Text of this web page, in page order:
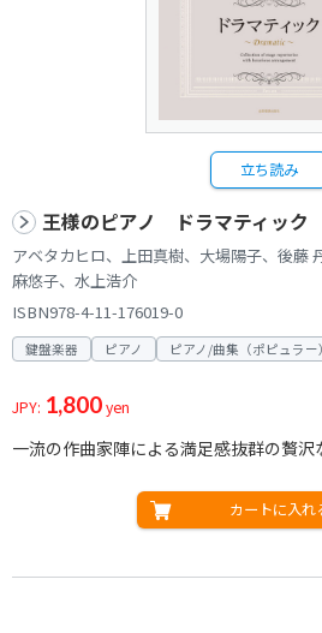
立ち読み
王様のピアノ ドラマティック
アベタカヒロ、上田真樹、大場陽子、後藤
麻悠子、水上浩介
ISBN978-4-11-176019-0
鍵盤楽器 ピアノ ピアノ/曲集（ポピュラー）
JPY: 1,800yen
一流の作曲家陣による満足感抜群の贅沢
カートに入れ